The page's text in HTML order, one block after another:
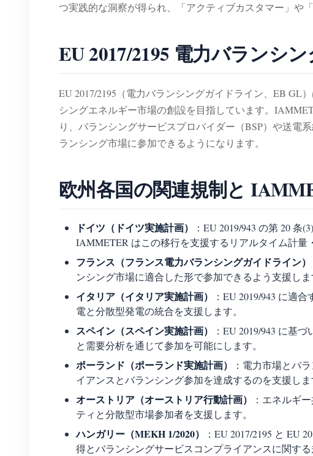
つ実践的な洞察が得られ、「アクティブカスタマー」や
EU 2017/2195 電力バランシ
EU 2017/2195（電力バランシングガイドライン、EB GL
シングエネルギー市場の創設を目指しています。
り、バランシングサービスプロバイダー（BSP）や送電
ランシング市場に参加できるようになります。
欧州各国の関連規制と
ドイツ（ドイツ実施計画）
：EU 2019/943 の第 20
IAMMETER はこの移行を支援するリアルタイム計量
フランス（フランス電力バランシングガイドライン）
ンシング市場に適合した形で参加できるよう支援しま
イタリア（イタリア実施計画）
：EU 2019/943 に適
電と分散型発電の統合を支援します。
スペイン（スペイン実施計画）
：EU 2019/943 に基
と需要分析を通じて参加を可能にします。
ポーランド（ポーランド実施計画）
：電力市場とバ
イアンスとバランシング参加を達成するのを支援しま
オーストリア（オーストリア行動計画）
：エネルギ
ティと分散型市場参加者を支援します。
ハンガリー（MEKH 1/2020）
：EU 2017/2195 と EU
得とバランシングサービスコンプライアンスに関す